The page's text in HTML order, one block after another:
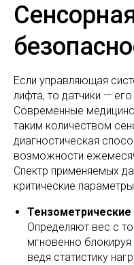
Если управляющая
лифта, то датчики —
Современные
таким количеством
диагностическая
возможности
Спектр применяемых
критические
Определяют вес с
мгновенно
ведя статистику